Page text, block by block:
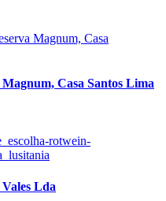
Casa Santos Lima
Lda